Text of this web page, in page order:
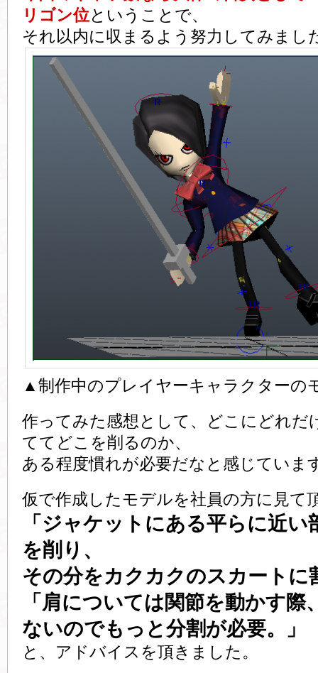
リゴン位ということで、
それ以内に収まるよう努力してみまし
▲制作中のプレイヤーキャラクターの
作ってみた感想として、どこにどれだ
ててどこを削るのか、
ある程度慣れが必要だなと感じていま
仮で作成したモデルを社員の方に見て
「ジャケットにある平らに近
を削り、
その分をカクカクのスカートに
「肩については関節を動かす際
ないのでもっと分割が必要。」
と、アドバイスを頂きました。